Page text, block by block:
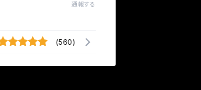
通報する
(560)